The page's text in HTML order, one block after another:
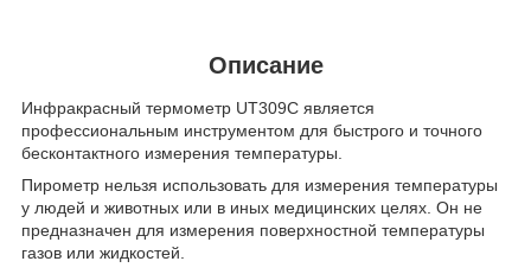
Описание
Инфракрасный термометр UT309C является
профессиональным инструментом для быстрого и точного
бесконтактного измерения температуры.
Пирометр нельзя использовать для измерения температуры
у людей и животных или в иных медицинских целях. Он не
предназначен для измерения поверхностной температуры
газов или жидкостей.